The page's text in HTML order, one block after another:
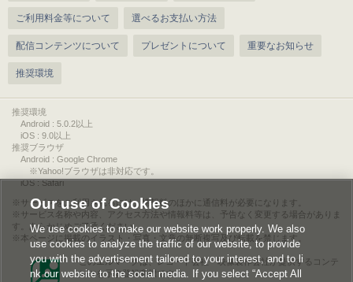
ご利用料金等について 選べるお支払い方法
配信コンテンツについて プレゼントについて 重要なお知らせ
推奨環境
推奨環境
Android : 5.0.2以上
iOS : 9.0以上
推奨ブラウザ
Android : Google Chrome
※Yahoo!ブラウザは非対応です。
iOS : Safari
サービスをご利用されるには、情報料のほかに通信料が必要になります。
サービス名称や内容、アクセス方法や情報料等は、予告なく変更する場合がありま
す。あらかじめご了承ください。
本ページに掲載のイラスト・写真・文章の無断複写及び転載を禁じます。
このエルマークは、レコード会社・映像製作会社が提供するコンテ
ンツを示す登録商標です。
Our use of Cookies
We use cookies to make our website work properly. We also
use cookies to analyze the traffic of our website, to provide
you with the advertisement tailored to your interest, and to li
nk our website to the social media. If you select “Accept All